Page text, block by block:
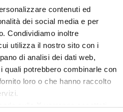
contenuti ed
dei social media e per
Condividiamo inoltre
utilizza il nostro sito con i
di analisi dei dati web,
quali potrebbero combinarle con
loro o che hanno raccolto
sullaXverranno accettati